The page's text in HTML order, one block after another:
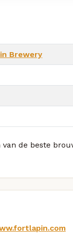
Brewery
de beste